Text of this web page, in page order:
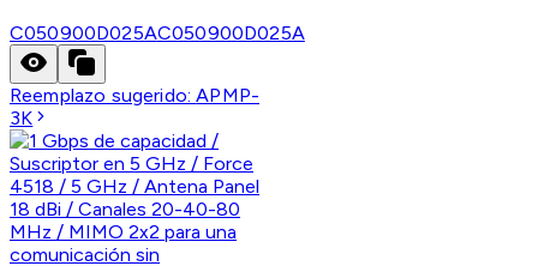
C050900D025AC050900D025A
Reemplazo sugerido:APMP-
3K